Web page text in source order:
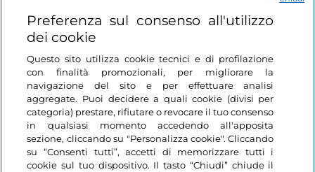
Login
Restiamo in contatto
Preferenza sul consenso all'utilizzo
dei cookie
Questo sito utilizza cookie tecnici e di profilazione
con finalità promozionali, per migliorare la
navigazione del sito e per effettuare analisi
aggregate. Puoi decidere a quali cookie (divisi per
categoria) prestare, rifiutare o revocare il tuo consenso
in qualsiasi momento accedendo all'apposita
sezione, cliccando su "Personalizza cookie". Cliccando
su “Consenti tutti”, accetti di memorizzare tutti i
cookie sul tuo dispositivo. Il tasto “Chiudi” chiude il